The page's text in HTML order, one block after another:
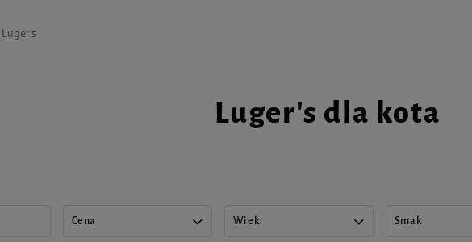
Luger's
Luger's dla kota
Cena Wiek Smak